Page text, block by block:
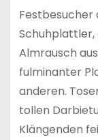
Almrausch
fulminanter
anderen.
tollen
Klängenden